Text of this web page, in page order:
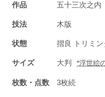
作品 五十三次之
技法 木版
状態 摺良 トリミ
サイズ 大判 *浮世絵
枚数・点数 3枚続